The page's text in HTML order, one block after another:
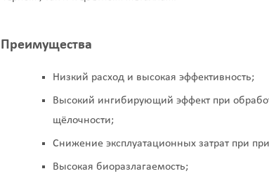
Преимущества
Низкий расход и высокая эффективность;
Высокий ингибирующий эффект при
щёлочности;
Снижение эксплуатационных затрат при
Высокая биоразлагаемость;